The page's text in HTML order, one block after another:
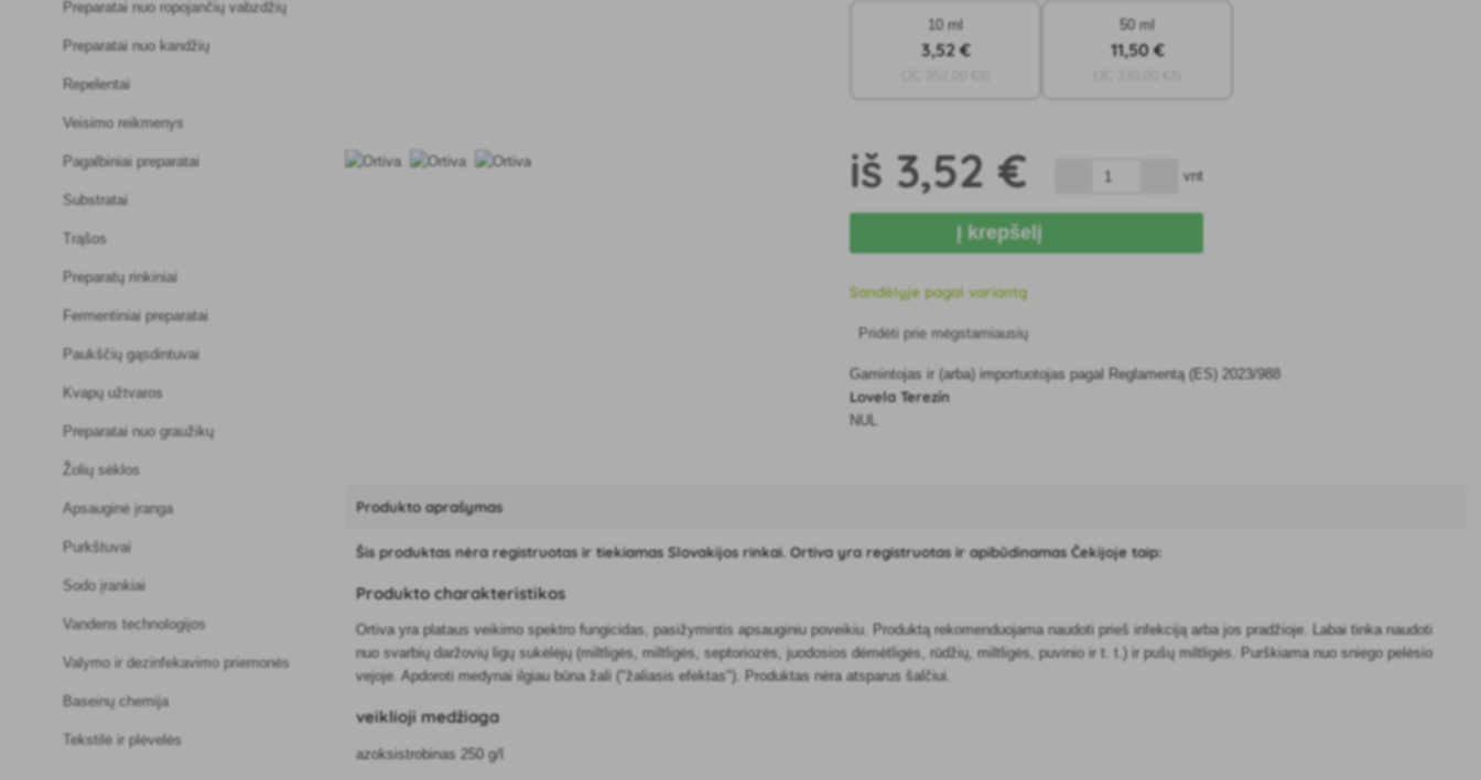
Preparatai nuo ropojančių vabzdžių
Preparatai nuo kandžių
Repelentai
Veisimo reikmenys
Pagalbiniai preparatai
Substratai
Trąšos
Preparatų rinkiniai
Fermentiniai preparatai
Paukščių gąsdintuvai
Kvapų užtvaros
Preparatai nuo graužikų
Žolių sėklos
Apsauginė įranga
Purkštuvai
Sodo įrankiai
Vandens technologijos
Valymo ir dezinfekavimo priemonės
Baseinų chemija
Tekstilė ir plėvelės
10 ml
3,52 €
50 ml
11,50 €
iš 3,52 € vnt
Į krepšelį
Sandėlyje pagal variantą
Pridėti prie mėgstamiausių
Gamintojas ir (arba) importuotojas pagal Reglamentą (ES) 2023/988
Lovela Terezín
NUL
Produkto aprašymas
Šis produktas nėra registruotas ir tiekiamas Slovakijos rinkai. Ortiva yra registruotas ir apibūdinamas Čekijoje taip:
Produkto charakteristikos
Ortiva yra plataus veikimo spektro fungicidas, pasižymintis apsauginiu poveikiu. Produktą rekomenduojama naudoti prieš infekciją arba jos pradžioje. Labai tinka naudoti
nuo svarbių daržovių ligų sukėlėjų (miltligės, miltligės, septoriozės, juodosios dėmėtligės, rūdžių, miltligės, puvinio ir t. t.) ir pušų miltligės. Purškiama nuo sniego pelėsio
vejoje. Apdoroti medynai ilgiau būna žali ("žaliasis efektas"). Produktas nėra atsparus šalčiui.
veiklioji medžiaga
azoksistrobinas 250 g/l